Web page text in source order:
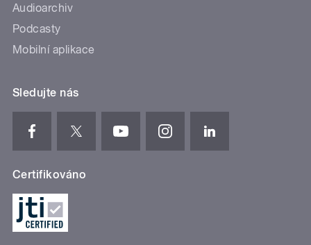
Audioarchiv
Podcasty
Mobilní aplikace
Sledujte nás
Certifikováno